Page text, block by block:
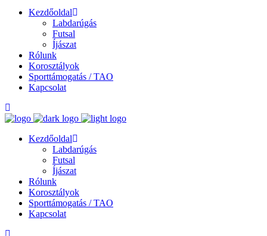
Kezdőoldal
Labdarúgás
Futsal
Íjászat
Rólunk
Korosztályok
Sporttámogatás / TAO
Kapcsolat
Kezdőoldal
Labdarúgás
Futsal
Íjászat
Rólunk
Korosztályok
Sporttámogatás / TAO
Kapcsolat